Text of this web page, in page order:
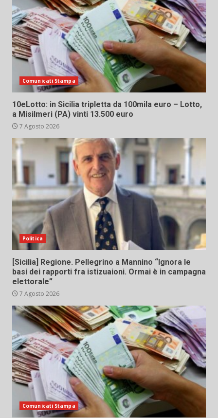
Comunicati Stampa
10eLotto: in Sicilia tripletta da 100mila euro – Lotto,
a Misilmeri (PA) vinti 13.500 euro
7 Agosto 2026
Politica
[Sicilia] Regione. Pellegrino a Mannino “Ignora le
basi dei rapporti fra istizuaioni. Ormai è in campagna
elettorale”
7 Agosto 2026
Comunicati Stampa